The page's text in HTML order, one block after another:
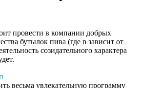
провести в компании добрых
бутылок пива (где n зависит от
созидательного характера
весьма увлекательную программу